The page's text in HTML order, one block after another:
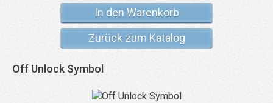
In den Warenkorb
Zurück zum Katalog
Off Unlock Symbol